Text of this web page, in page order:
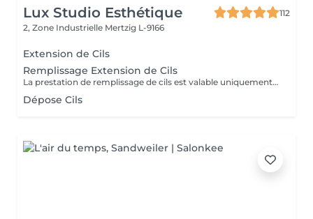
Lux Studio Esthétique
112
2, Zone Industrielle Mertzig L-9166
Extension de Cils
Remplissage Extension de Cils
La prestation de remplissage de cils est valable uniquement pour les clients ayant réalisé leur première pose chez LuxStudio. Si vous avez fait votre première pose dans un autre salon, vous devrez réserver une pose complète de cils afin de bénéficier de notre garantie, même pour les cils que vous avez déjà.
Dépose Cils